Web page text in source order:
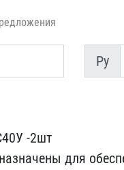
Py
Py
-2шт
для